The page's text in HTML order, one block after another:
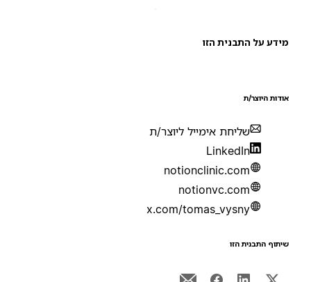
על התבנית הזו
היוצר/ת
שליחת אימייל ליוצר/ת
LinkedIn
notionclinic.com
notionvc.com
x.com/tomas_vysny
התבנית הזו